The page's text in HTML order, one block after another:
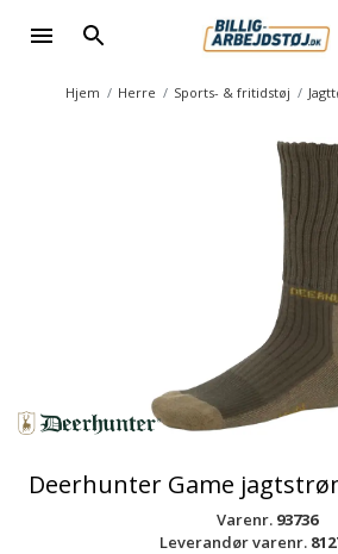
Hjem Herre Sports- & fritidstøj
Deerhunter Game
Varenr. 93736
Leverandør varenr.